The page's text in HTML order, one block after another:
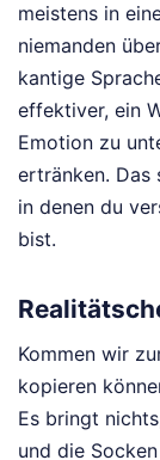
meistens in
niemanden
kantige
effektiver, ein
Emotion zu
ertränken. Das
in denen du
bist.
Kommen wir
kopieren
Es bringt
und die